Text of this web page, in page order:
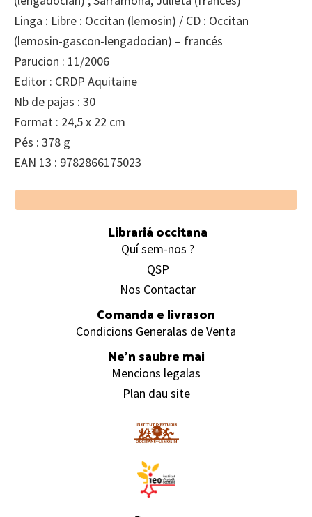
Linga : Libre : Occitan (lemosin) / CD : Occitan
(lemosin-gascon-lengadocian) – francés
Parucion : 11/2006
Editor : CRDP Aquitaine
Nb de pajas : 30
Format : 24,5 x 22 cm
Pés : 378 g
EAN 13 : 9782866175023
Footer
Librariá occitana
Quí sem-nos ?
QSP
Nos Contactar
Comanda e livrason
Condicions Generalas de Venta
Ne’n saubre mai
Mencions legalas
Plan dau site